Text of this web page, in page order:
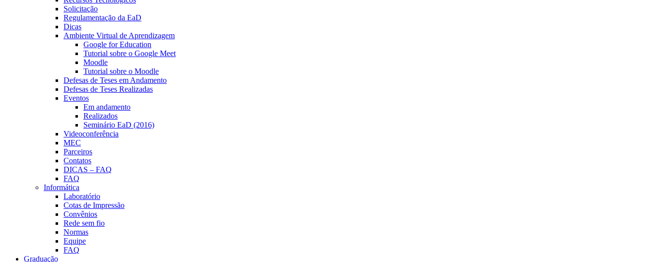
Solicitação
Regulamentação da EaD
Dicas
Ambiente Virtual de Aprendizagem
Google for Education
Tutorial sobre o Google Meet
Moodle
Tutorial sobre o Moodle
Defesas de Teses em Andamento
Defesas de Teses Realizadas
Eventos
Em andamento
Realizados
Seminário EaD (2016)
Videoconferência
MEC
Parceiros
Contatos
DICAS – FAQ
FAQ
Informática
Laboratório
Cotas de Impressão
Convênios
Rede sem fio
Normas
Equipe
FAQ
Graduação